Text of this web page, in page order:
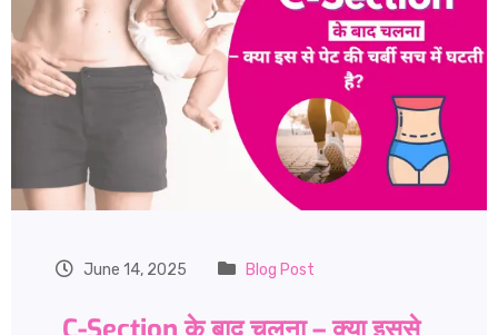
June 14, 2025 Blog Post